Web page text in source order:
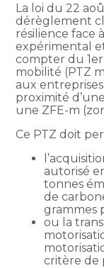
La loi du 22
dérèglement
résilience face
expérimental
compter du
mobilité (PTZ
aux
proximité
une ZFE-m
Ce PTZ doit
autorisé
tonnes
de
grammes
ou la
critère de